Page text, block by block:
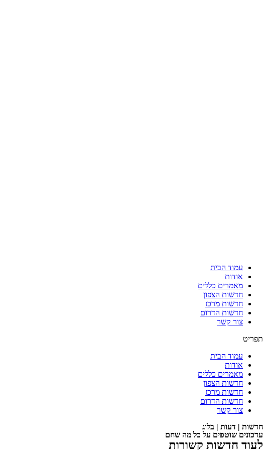
עמוד הבית
אודות
מאמרים כללים
חדשות הצפון
חדשות מרכז
חדשות הדרום
צור קשר
תפריט
עמוד הבית
אודות
מאמרים כללים
חדשות הצפון
חדשות מרכז
חדשות הדרום
צור קשר
חדשות | דעות | בלוג
עדכונים שוטפים על כל מה שחם
לעוד חדשות קשורות